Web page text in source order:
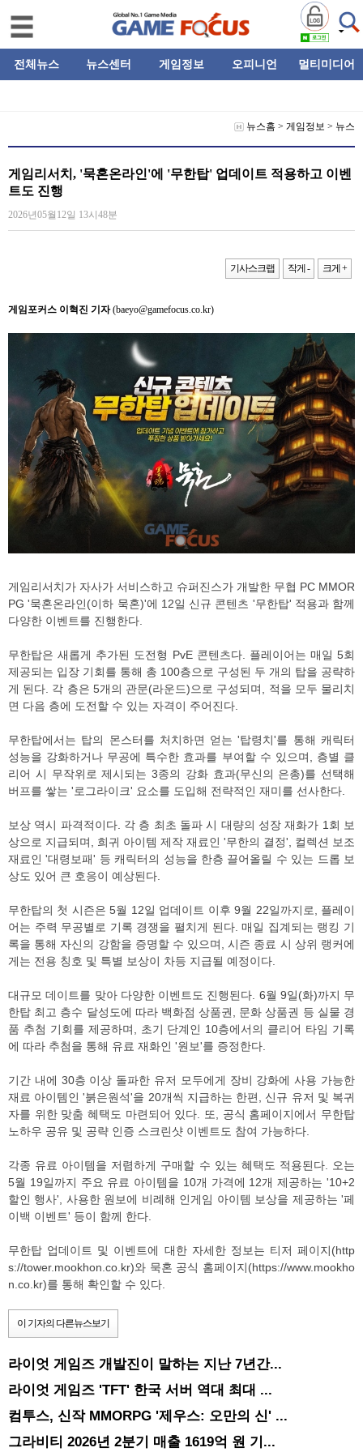
전체뉴스 뉴스센터 게임정보 오피니언 멀티미디어
뉴스홈 > 게임정보 > 뉴스
게임리서치, '묵혼온라인'에 '무한탑' 업데이트 적용하고 이벤
트도 진행
2026년05월12일 13시48분
기사스크랩 작게 - 크게 +
게임포커스 이혁진 기자(baeyo@gamefocus.co.kr)
게임리서치가 자사가 서비스하고 슈퍼진스가 개발한 무협 PC MMOR
PG '묵혼온라인(이하 묵혼)'에 12일 신규 콘텐츠 '무한탑' 적용과 함께
다양한 이벤트를 진행한다.
무한탑은 새롭게 추가된 도전형 PvE 콘텐츠다. 플레이어는 매일 5회
제공되는 입장 기회를 통해 총 100층으로 구성된 두 개의 탑을 공략하
게 된다. 각 층은 5개의 관문(라운드)으로 구성되며, 적을 모두 물리치
면 다음 층에 도전할 수 있는 자격이 주어진다.
무한탑에서는 탑의 몬스터를 처치하면 얻는 '탑령치'를 통해 캐릭터
성능을 강화하거나 무공에 특수한 효과를 부여할 수 있으며, 층별 클
리어 시 무작위로 제시되는 3종의 강화 효과(무신의 은총)를 선택해
버프를 쌓는 '로그라이크' 요소를 도입해 전략적인 재미를 선사한다.
보상 역시 파격적이다. 각 층 최초 돌파 시 대량의 성장 재화가 1회 보
상으로 지급되며, 희귀 아이템 제작 재료인 '무한의 결정', 컬렉션 보조
재료인 '대령보패' 등 캐릭터의 성능을 한층 끌어올릴 수 있는 드롭 보
상도 있어 큰 호응이 예상된다.
무한탑의 첫 시즌은 5월 12일 업데이트 이후 9월 22일까지로, 플레이
어는 주력 무공별로 기록 경쟁을 펼치게 된다. 매일 집계되는 랭킹 기
록을 통해 자신의 강함을 증명할 수 있으며, 시즌 종료 시 상위 랭커에
게는 전용 칭호 및 특별 보상이 차등 지급될 예정이다.
대규모 데이트를 맞아 다양한 이벤트도 진행된다. 6월 9일(화)까지 무
한탑 최고 층수 달성도에 따라 백화점 상품권, 문화 상품권 등 실물 경
품 추첨 기회를 제공하며, 초기 단계인 10층에서의 클리어 타임 기록
에 따라 추첨을 통해 유료 재화인 '원보'를 증정한다.
기간 내에 30층 이상 돌파한 유저 모두에게 장비 강화에 사용 가능한
재료 아이템인 '붉은원석'을 20개씩 지급하는 한편, 신규 유저 및 복귀
자를 위한 맞춤 혜택도 마련되어 있다. 또, 공식 홈페이지에서 무한탑
노하우 공유 및 공략 인증 스크린샷 이벤트도 참여 가능하다.
각종 유료 아이템을 저렴하게 구매할 수 있는 혜택도 적용된다. 오는
5월 19일까지 주요 유료 아이템을 10개 가격에 12개 제공하는 '10+2
할인 행사', 사용한 원보에 비례해 인게임 아이템 보상을 제공하는 '페
이백 이벤트' 등이 함께 한다.
무한탑 업데이트 및 이벤트에 대한 자세한 정보는 티저 페이지(http
s://tower.mookhon.co.kr)와 묵혼 공식 홈페이지(https://www.mookho
n.co.kr)를 통해 확인할 수 있다.
이 기자의 다른뉴스보기
라이엇 게임즈 개발진이 말하는 지난 7년간...
라이엇 게임즈 'TFT' 한국 서버 역대 최대 ...
컴투스, 신작 MMORPG '제우스: 오만의 신' ...
그라비티 2026년 2분기 매출 1619억 원 기...